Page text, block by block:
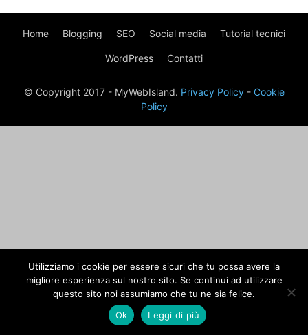
Home Blogging SEO Social media Tutorial tecnici
WordPress Contatti
© Copyright 2017 - MyWebIsland. Privacy Policy- Cookie
Policy
Utilizziamo i cookie per essere sicuri che tu possa avere la
migliore esperienza sul nostro sito. Se continui ad utilizzare
questo sito noi assumiamo che tu ne sia felice.
Ok
Leggi di più